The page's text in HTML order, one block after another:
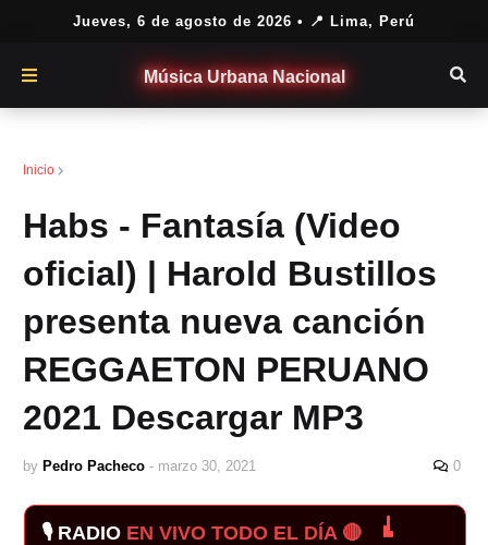
Jueves, 6 de agosto de 2026 • 📍 Lima, Perú
Música Urbana Nacional
Inicio
Habs - Fantasía (Video
oficial) | Harold Bustillos
presenta nueva canción
REGGAETON PERUANO
2021 Descargar MP3
by Pedro Pacheco - marzo 30, 2021 0
🎙️ RADIO EN VIVO TODO EL DÍA 🔴